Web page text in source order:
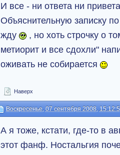
И все - ни ответа ни
Объяснительную записку
жду
, но хоть строчку о
метиорит и все сдохли"
оживать не собирается
Наверх
Воскресенье, 07 сентября 2008,
А я тоже, кстати, где-то в
этот фанф. Ностальгия